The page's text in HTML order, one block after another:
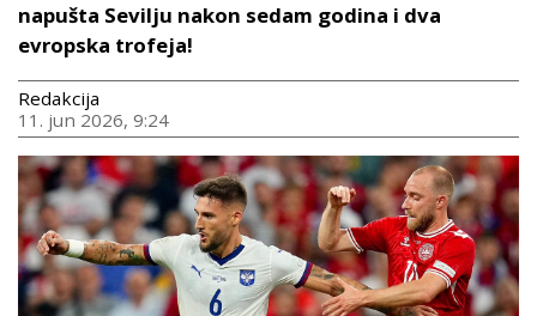
napušta Sevilju nakon sedam godina i dva
evropska trofeja!
Redakcija
11. jun 2026, 9:24